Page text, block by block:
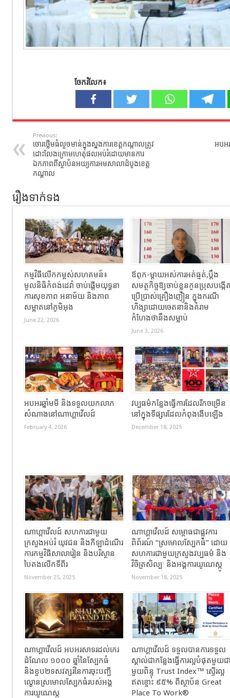
ចែករំលែក៖
Previous:
ចោរ​ថ្លើមធំលួច​មាន់​ក្នុង​ស្នងការខេត្ត​កណ្ដាល​ត្រូវ​
ដោះលែង​ក្រោម​ហេតុផល​អប់រំ​ដោយ​មាន​ការ​
ឯកភាព​ពី​ស្ថាប័ន​អយ្យការ​អម​សាលា​ដំបូង​ខេត្ត​
កណ្ដាល​
អបអ
រឿងទាក់ទង
កម្មវិធីលើកកម្ពស់សហគមន៍៖
មូលនិធិកំពង់ដេវ៉ា ចាប់ផ្តើមយុទ្ធនា
ការសុខភាព អនាម័យ និងភាព
សម្អាតនៅភូមិអុង
June 22, 2026
ឪពុក-ម្ដាយអស់ការអត់ធ្មត់,ប្ដឹង
សមត្ថកិច្ចឱ្យចាប់ខ្លួនកូនប្រុសបង្កើ
ប្រើប្រាស់គ្រឿងញៀន ក្នុងករណី
ហិង្សាដោយចេតនានិងគំរាម
កំហែងថានឹងសម្លាប់
June 3, 2026
អបអរឆ្នាំមមី និងទទួលយកលាភ
សំណាងនៅណាហ្គាវើលដ៍
February 4, 2026
វប្បធម៌កន្លែងធ្វើការដែលរីកចម្រើន
នៅក្នុងទីផ្សារដែលកំពុងងើបឡើង
December 18, 2025
ណាហ្គាវើលដ៍ សហការជាមួយ
ក្រសួងអប់រំ យុវជន និងកីឡាដំណើរ
ការកម្មវិធីសាលារៀន និងបរិស្ថាន
បៃតងលើកទីពីរ
November 25, 2025
ណាហ្គាវើលដ៍ សម្ពោធជាផ្លូវការ
ពិព័រណ៍ “ស្រមោលស្បែកធំ” ដោយ
សហការជាមួយក្រសួងវប្បធម៌ និង
វិចិត្រសិល្បៈ និងអង្គការយូណេស្កូ
November 18, 2025
ណាហ្គាវើលដ៍ អបអរសាទរដល់កេរ
ដំណែល ១០០០ ឆ្នាំនៃស្បែកធំ
និងខួប២ទសវត្សរ៍នៃការចុះបញ្ជី
ល្ខោនស្រមោលស្បែកធំរបស់អង្គ
ការយូណេស្កូ
ណាហ្គាវើលដ៍ ទទួលបានការទទួល
ស្គាល់ជាកន្លែងធ្វើការល្អបំផុតមួយជ
មួយពិន្ទុ Trust Index™ ស្ទើរល្អ
ឥតខ្ចោះ ៩៥% ពីស្ថាប័ន Great
Place To Work®